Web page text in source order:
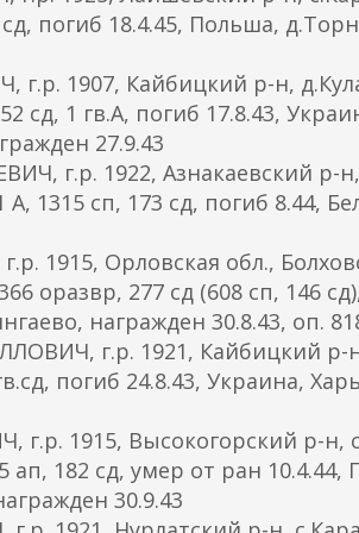
погиб 18.4.45, Польша,
1907, Кайбицкий р-н,
сд, 1 гв.А, погиб 17.8.43,
27.9.43
г.р. 1922, Азнакаевский р-н,
1315 сп, 173 сд, погиб 8.44,
1915, Орловская обл.,
оразвр, 277 сд (608 сп, 146
награжден 30.8.43, оп.
г.р. 1921, Кайбицкий р-
погиб 24.8.43, Украина,
1915, Высокогорский р-н,
182 сд, умер от ран 10.4.44,
30.9.43